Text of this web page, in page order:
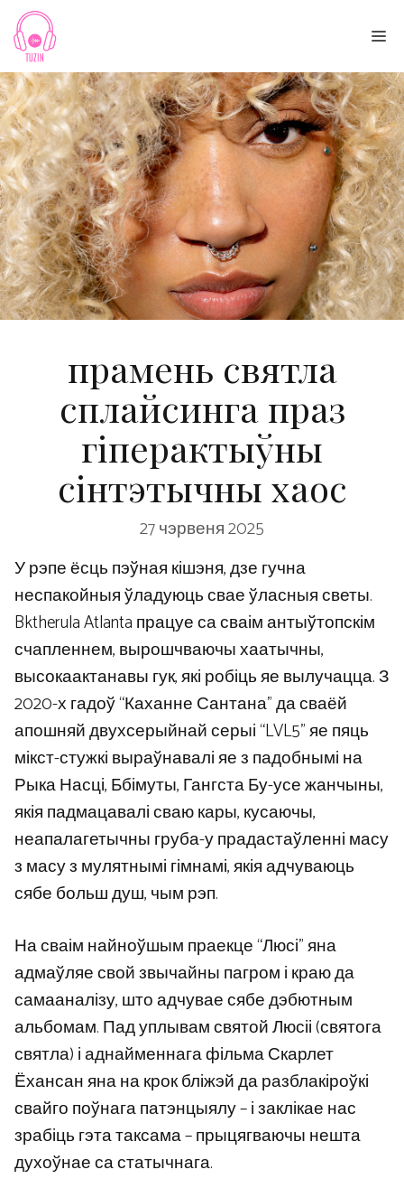
Skip
content
прамень святла
сплайсинга праз
гіперактыўны
сінтэтычны хаос
27 чэрвеня 2025
У рэпе ёсць пэўная кішэня, дзе гучна
неспакойныя ўладуюць свае ўласныя светы.
Bktherula Atlanta працуе са сваім антыўтопскім
счапленнем, вырошчваючы хаатычны,
высокаактанавы гук, які робіць яе вылучацца. З
2020-х гадоў “Каханне Сантана” да сваёй
апошняй двухсерыйнай серыі “LVL5” яе пяць
мікст-стужкі выраўнавалі яе з падобнымі на
Рыка Насці, Ббімуты, Гангста Бу-усе жанчыны,
якія падмацавалі сваю кары, кусаючы,
неапалагетычны груба-у прадастаўленні масу
з масу з мулятнымі гімнамі, якія адчуваюць
сябе больш душ, чым рэп.
На сваім найноўшым праекце “Люсі” яна
адмаўляе свой звычайны пагром і краю да
самааналізу, што адчувае сябе дэбютным
альбомам. Пад уплывам святой Люсіі (святога
святла) і аднайменнага фільма Скарлет
Ёхансан яна на крок бліжэй да разблакіроўкі
свайго поўнага патэнцыялу – і заклікае нас
зрабіць гэта таксама – прыцягваючы нешта
духоўнае са статычнага.